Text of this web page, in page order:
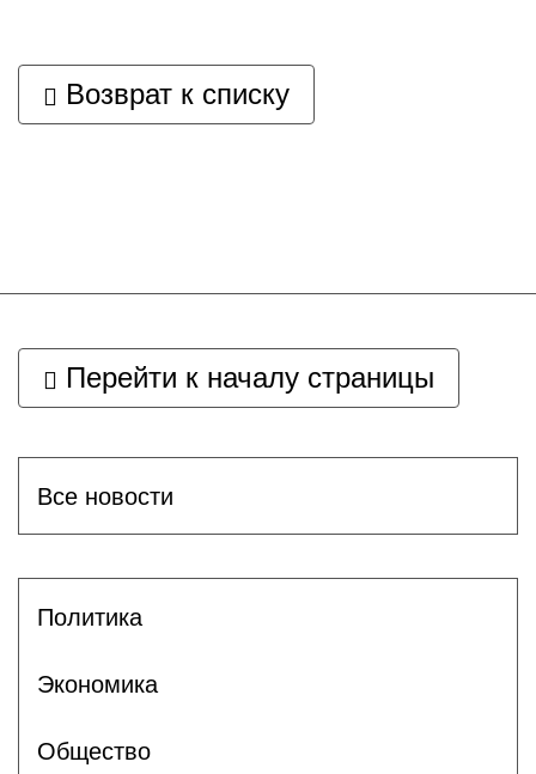
Возврат к списку
Перейти к началу страницы
Все новости
Политика
Экономика
Общество